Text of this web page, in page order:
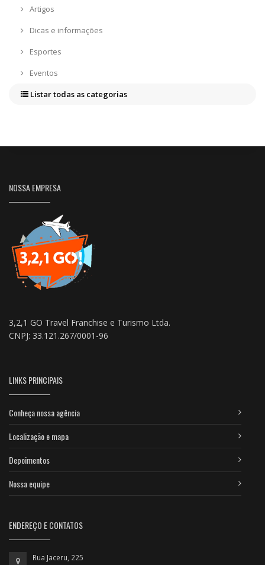
Artigos
Dicas e informações
Esportes
Eventos
Listar todas as categorias
NOSSA EMPRESA
3,2,1 GO Travel Franchise e Turismo Ltda.
CNPJ: 33.121.267/0001-96
LINKS PRINCIPAIS
Conheça nossa agência
Localização e mapa
Depoimentos
Nossa equipe
ENDEREÇO E CONTATOS
Rua Jaceru, 225